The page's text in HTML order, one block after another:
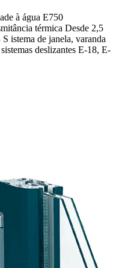
à água E750
térmica Desde 2,5
istema de janela, varanda
deslizantes E-18, E-